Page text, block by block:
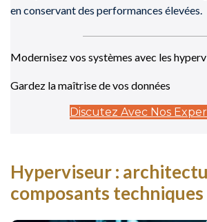
en conservant des performances élevées.
Modernisez vos systèmes avec les
Gardez la maîtrise de vos données
Discutez Avec Nos
Hyperviseur :
composants techniques